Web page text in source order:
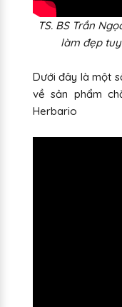
TS. BS Trần
làm đẹp
Dưới đây là một
về sản phẩm
Herbario